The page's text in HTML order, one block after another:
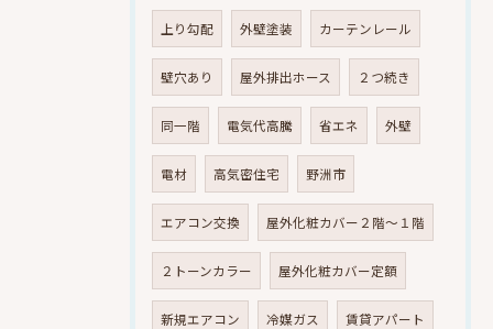
上り勾配 外壁塗装 カーテンレール
壁穴あり 屋外排出ホース ２つ続き
同一階 電気代高騰 省エネ 外壁
電材 高気密住宅 野洲市
エアコン交換 屋外化粧カバー２階～１階
２トーンカラー 屋外化粧カバー定額
新規エアコン 冷媒ガス 賃貸アパート